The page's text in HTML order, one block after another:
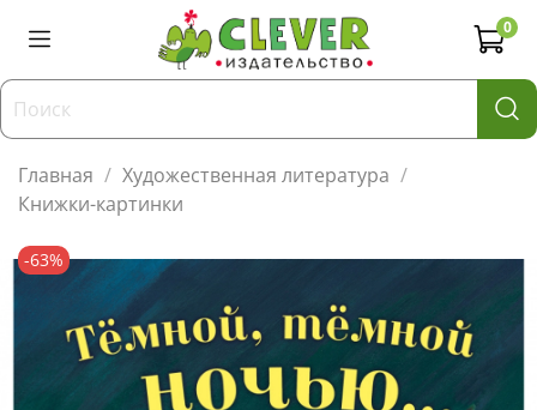
0
Главная
Художественная литература
Книжки-картинки
-63%